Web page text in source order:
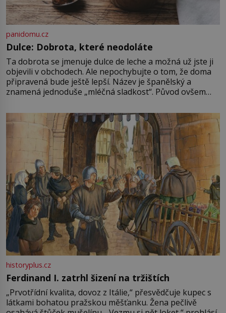
panidomu.cz
Dulce: Dobrota, které neodoláte
Ta dobrota se jmenuje dulce de leche a možná už jste ji
objevili v obchodech. Ale nepochybujte o tom, že doma
připravená bude ještě lepší. Název je španělský a
znamená jednoduše „mléčná sladkost“. Původ ovšem
pře hned několik latinskoamerických zemí a k tomu
Francie, kde se traduje,
historyplus.cz
Ferdinand I. zatrhl šizení na tržištích
„Prvotřídní kvalita, dovoz z Itálie,“ přesvědčuje kupec s
látkami bohatou pražskou měšťanku. Žena pečlivě